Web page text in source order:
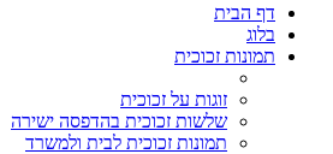
דף הבית
בלוג
תמונות זכוכית
זוגות על זכוכית
שלשות זכוכית בהדפסה ישירה
תמונות זכוכית לבית ולמשרד